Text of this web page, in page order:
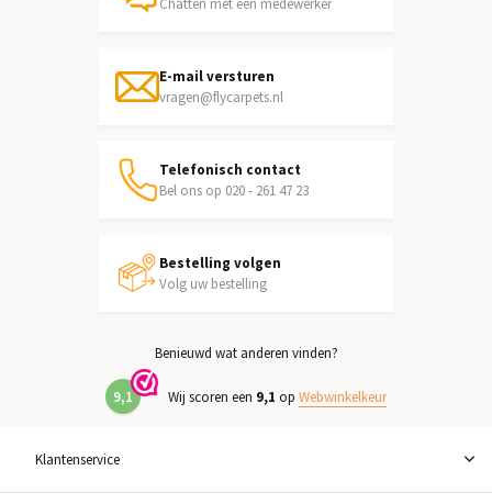
Chatten met een medewerker
E-mail versturen
vragen@flycarpets.nl
Telefonisch contact
Bel ons op 020 - 261 47 23
Bestelling volgen
Volg uw bestelling
Benieuwd wat anderen vinden?
9,1 Wij scoren een 9,1 op Webwinkelkeur
Klantenservice